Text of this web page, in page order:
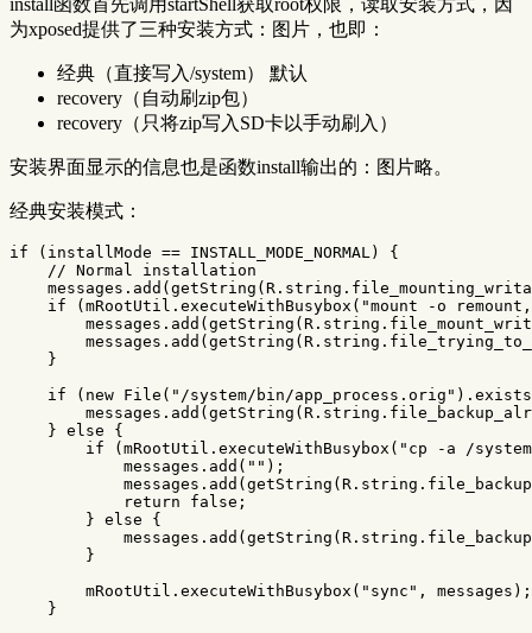
为xposed提供了三种安装方式：图片，也即：
经典（直接写入/system） 默认
recovery（自动刷zip包）
recovery（只将zip写入SD卡以手动刷入）
安装界面显示的信息也是函数install输出的：图片略。
经典安装模式：
if ( installMode == INSTALL_MODE_NORMAL )
{
// Normal installation
messages . add ( getString ( R . string .
if
( mRootUtil . executeWithBusybox ( "mount -o
messages . add ( getString ( R . string .
messages . add ( getString ( R . string .
}
if
( new File ( "/system/bin/app_process.orig" ). exists
messages . add ( getString ( R . string .
} else
{
if
( mRootUtil . executeWithBusybox ( "cp -a /
messages . add ( "" );
messages . add ( getString ( R . string .
return
false ;
} else
{
messages . add ( getString ( R . string .
}
mRootUtil . executeWithBusybox ( "sync" , messages );
}